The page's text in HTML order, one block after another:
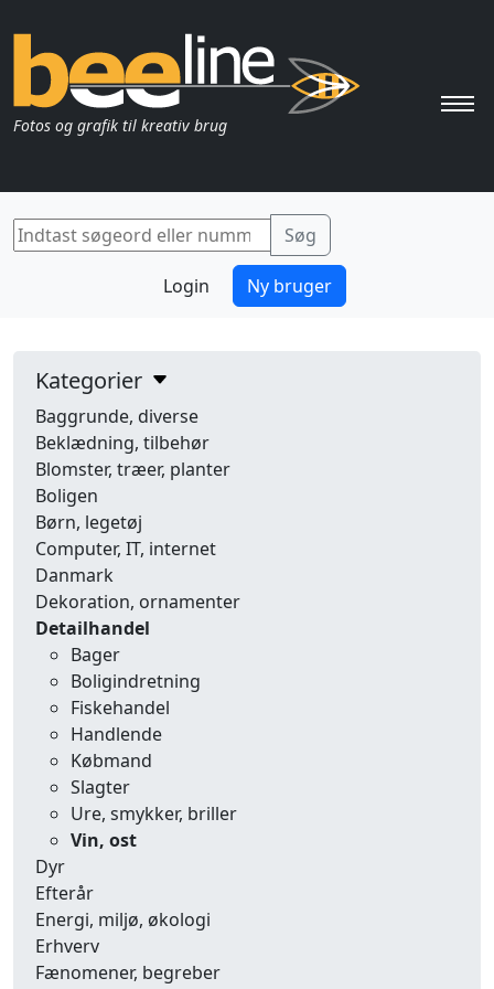
Fotos og grafik til kreativ brug
Login Ny bruger
Kategorier
Baggrunde, diverse
Beklædning, tilbehør
Blomster, træer, planter
Boligen
Børn, legetøj
Computer, IT, internet
Danmark
Dekoration, ornamenter
Detailhandel
Bager
Boligindretning
Fiskehandel
Handlende
Købmand
Slagter
Ure, smykker, briller
Vin, ost
Dyr
Efterår
Energi, miljø, økologi
Erhverv
Fænomener, begreber